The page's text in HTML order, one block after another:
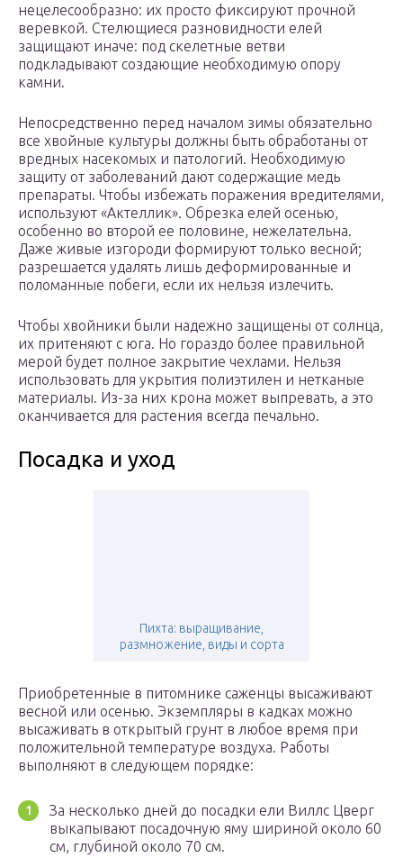
нецелесообразно: их просто фиксируют прочной
веревкой. Стелющиеся разновидности елей
защищают иначе: под скелетные ветви
подкладывают создающие необходимую опору
камни.
Непосредственно перед началом зимы обязательно
все хвойные культуры должны быть обработаны от
вредных насекомых и патологий. Необходимую
защиту от заболеваний дают содержащие медь
препараты. Чтобы избежать поражения вредителями,
используют «Актеллик». Обрезка елей осенью,
особенно во второй ее половине, нежелательна.
Даже живые изгороди формируют только весной;
разрешается удалять лишь деформированные и
поломанные побеги, если их нельзя излечить.
Чтобы хвойники были надежно защищены от солнца,
их притеняют с юга. Но гораздо более правильной
мерой будет полное закрытие чехлами. Нельзя
использовать для укрытия полиэтилен и нетканые
материалы. Из-за них крона может выпревать, а это
оканчивается для растения всегда печально.
Посадка и уход
Пихта: выращивание,
размножение, виды и сорта
Приобретенные в питомнике саженцы высаживают
весной или осенью. Экземпляры в кадках можно
высаживать в открытый грунт в любое время при
положительной температуре воздуха. Работы
выполняют в следующем порядке:
За несколько дней до посадки ели Виллс Цверг
выкапывают посадочную яму шириной около 60
см, глубиной около 70 см.